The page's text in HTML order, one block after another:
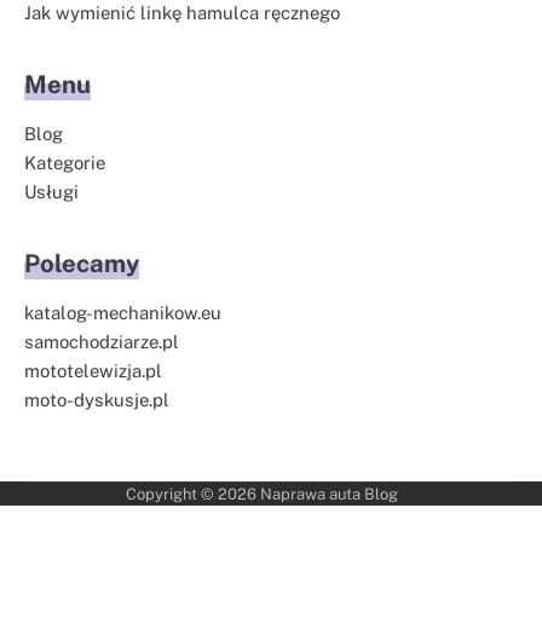
Jak wymienić linkę hamulca ręcznego
Menu
Blog
Kategorie
Usługi
Polecamy
katalog-mechanikow.eu
samochodziarze.pl
mototelewizja.pl
moto-dyskusje.pl
Copyright © 2026 Naprawa auta Blog